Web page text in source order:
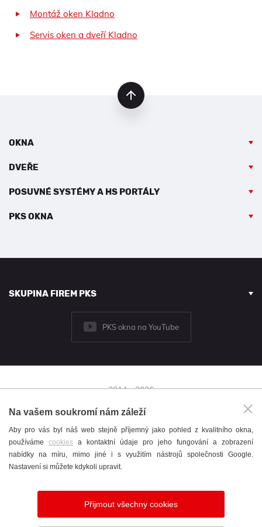
Montáž oken Kladno
Servis oken a dveří Kladno
OKNA
DVEŘE
POSUVNÉ SYSTÉMY A HS PORTÁLY
PKS OKNA
SKUPINA FIREM PKS
PKS okna na YouTube
2014 - 2026
Brněnská 126/38,
591 01 Žďár nad Sázavou
+420 566 697 301
okna@pks.cz
Vytvořil webProgress
Na vašem soukromí nám záleží
Aby pro vás byl náš web stejně příjemný jako pohled z kvalitního okna,
používáme cookies a kontaktní údaje pro jeho fungování a zobrazení
nabídky na míru, mimo jiné i s využitím nástrojů společnosti Google.
Nastavení si můžete kdykoli upravit.
Přijmout všechny cookies